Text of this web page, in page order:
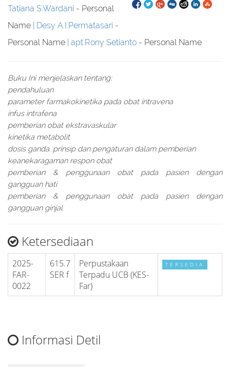
Tatiana S.Wardani - Personal
Name
Desy A.I.Permatasari -
Personal Name apt.Rony Setianto - Personal Name
Buku Ini menjelaskan tentang:
pendahuluan
parameter farmakokinetika pada obat intravena
infus intrafena
pemberian obat ekstravaskular
kinetika metabolit
dosis ganda :prinsip dan pengaturan dalam pemberian
keanekaragaman respon obat
pemberian & penggunaan obat pada pasien dengan
gangguan hati
pemberian & penggunaan obat pada pasien dengan
gangguan ginjal
Ketersediaan
2025-
FAR-
0022
615.7
SER f
Perpustakaan
Terpadu UCB (KES-
Far)
TERSEDIA
Informasi Detil